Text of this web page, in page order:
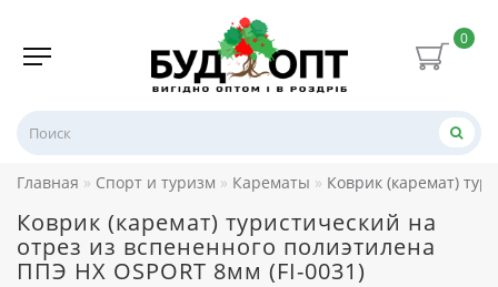
0
Главная Спорт и туризм Карематы Коврик (каремат)
Коврик (каремат) туристический на
отрез из вспененного полиэтилена
ППЭ НХ OSPORT 8мм (FI-0031)